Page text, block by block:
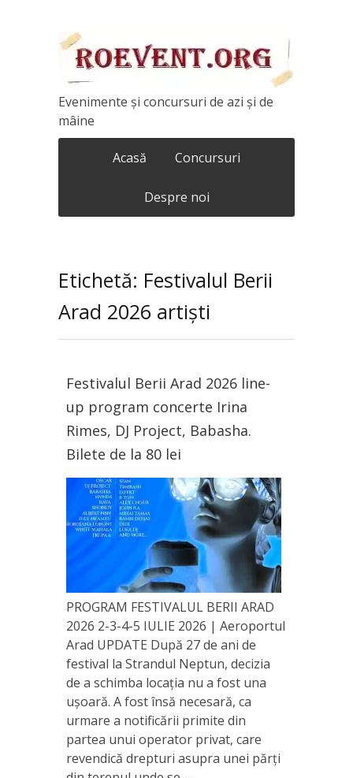
Evenimente și concursuri de azi și de
mâine
Acasă Concursuri
Despre noi
Etichetă: Festivalul Berii
Arad 2026 artiști
Festivalul Berii Arad 2026 line-
up program concerte Irina
Rimes, DJ Project, Babasha.
Bilete de la 80 lei
PROGRAM FESTIVALUL BERII ARAD
2026 2-3-4-5 IULIE 2026 | Aeroportul
Arad UPDATE După 27 de ani de
festival la Strandul Neptun, decizia
de a schimba locația nu a fost una
ușoară. A fost însă necesară, ca
urmare a notificării primite din
partea unui operator privat, care
revendică drepturi asupra unei părți